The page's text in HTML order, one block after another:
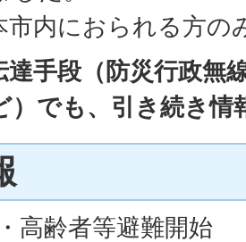
市内におられる方
手段（防災行政無
）でも、引き続き情
高齢者等避難開始